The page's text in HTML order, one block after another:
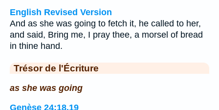
English Revised Version
And as she was going to fetch it, he called to her,
and said, Bring me, I pray thee, a morsel of bread
in thine hand.
Trésor de l'Écriture
as she was going
Genèse 24:18,19